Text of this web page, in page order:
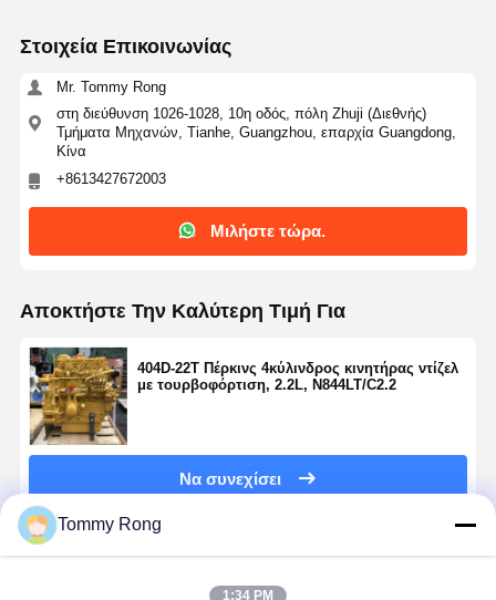
Στοιχεία Επικοινωνίας
Mr. Tommy Rong
στη διεύθυνση 1026-1028, 10η οδός, πόλη Zhuji (Διεθνής)
Τμήματα Μηχανών, Tianhe, Guangzhou, επαρχία Guangdong,
Κίνα
+8613427672003
Μιλήστε τώρα.
Αποκτήστε Την Καλύτερη Τιμή Για
404D-22T Πέρκινς 4κύλινδρος κινητήρας ντίζελ
με τουρβοφόρτιση, 2.2L, N844LT/C2.2
Να συνεχίσει
Συνιστώμενα Προϊόντα
Tommy Rong
1:34 PM